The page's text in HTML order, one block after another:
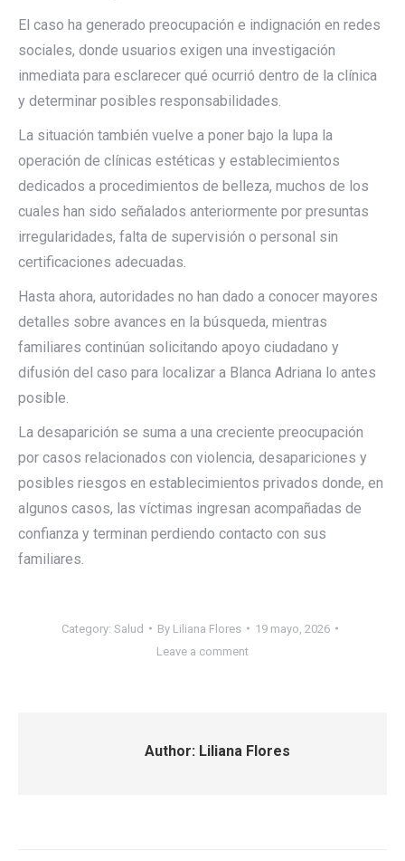
El caso ha generado preocupación e indignación en redes
sociales, donde usuarios exigen una investigación
inmediata para esclarecer qué ocurrió dentro de la clínica
y determinar posibles responsabilidades.
La situación también vuelve a poner bajo la lupa la
operación de clínicas estéticas y establecimientos
dedicados a procedimientos de belleza, muchos de los
cuales han sido señalados anteriormente por presuntas
irregularidades, falta de supervisión o personal sin
certificaciones adecuadas.
Hasta ahora, autoridades no han dado a conocer mayores
detalles sobre avances en la búsqueda, mientras
familiares continúan solicitando apoyo ciudadano y
difusión del caso para localizar a Blanca Adriana lo antes
posible.
La desaparición se suma a una creciente preocupación
por casos relacionados con violencia, desapariciones y
posibles riesgos en establecimientos privados donde, en
algunos casos, las víctimas ingresan acompañadas de
confianza y terminan perdiendo contacto con sus
familiares.
Category: Salud By Liliana Flores
19 mayo, 2026
Leave a comment
Author: Liliana Flores